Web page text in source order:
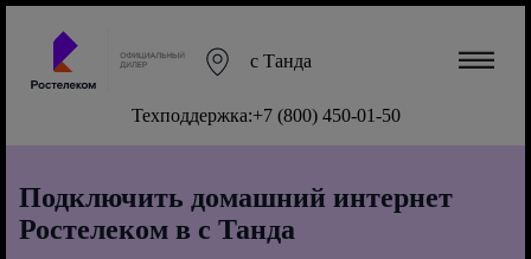
с Танда
Техподдержка:+7 (800) 450-01-50
Подключить домашний интернет
Ростелеком в с Танда